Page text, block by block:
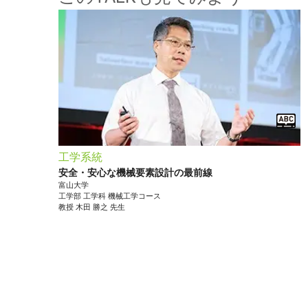
工学系統
安全・安心な機械要素設計の最前線
富山大学
工学部 工学科 機械工学コース
教授 木田 勝之 先生